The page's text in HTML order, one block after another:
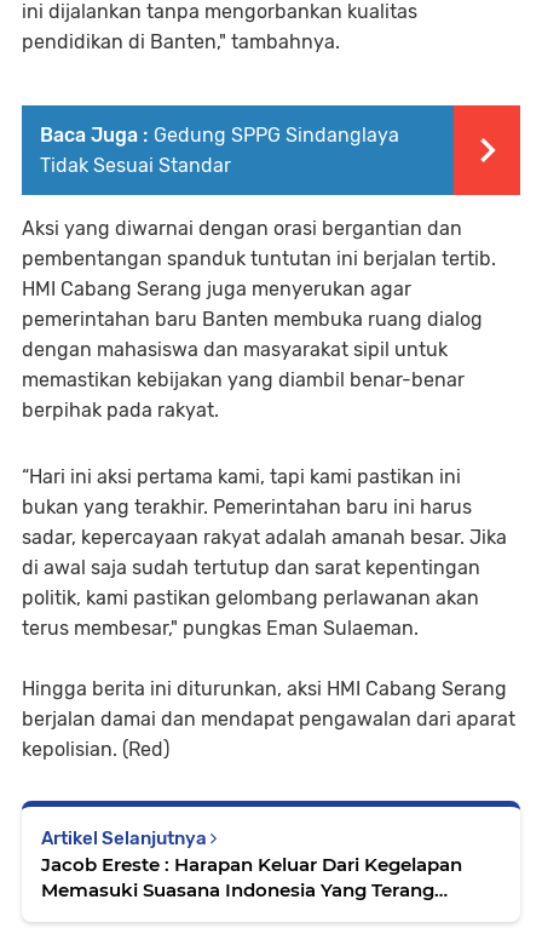
ini dijalankan tanpa mengorbankan kualitas
pendidikan di Banten," tambahnya.
Baca Juga : Gedung SPPG Sindanglaya
Tidak Sesuai Standar
Aksi yang diwarnai dengan orasi bergantian dan
pembentangan spanduk tuntutan ini berjalan tertib.
HMI Cabang Serang juga menyerukan agar
pemerintahan baru Banten membuka ruang dialog
dengan mahasiswa dan masyarakat sipil untuk
memastikan kebijakan yang diambil benar-benar
berpihak pada rakyat.
“Hari ini aksi pertama kami, tapi kami pastikan ini
bukan yang terakhir. Pemerintahan baru ini harus
sadar, kepercayaan rakyat adalah amanah besar. Jika
di awal saja sudah tertutup dan sarat kepentingan
politik, kami pastikan gelombang perlawanan akan
terus membesar," pungkas Eman Sulaeman.
Hingga berita ini diturunkan, aksi HMI Cabang Serang
berjalan damai dan mendapat pengawalan dari aparat
kepolisian. (Red)
Artikel Selanjutnya
Jacob Ereste : Harapan Keluar Dari Kegelapan
Memasuki Suasana Indonesia Yang Terang